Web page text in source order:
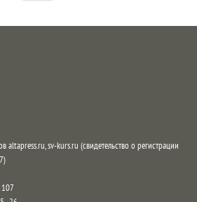
sv-kurs.ru (свидетельство о регистрации
107